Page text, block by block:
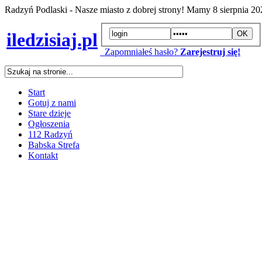
Radzyń Podlaski - Nasze miasto z dobrej strony! Mamy 8 sierpnia
iledzisiaj.pl
Zapomniałeś hasło? Zarejestruj się!
Start
Gotuj z nami
Stare dzieje
Ogłoszenia
112 Radzyń
Babska Strefa
Kontakt